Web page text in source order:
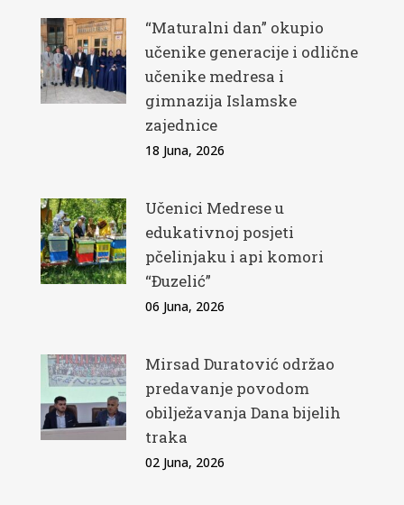
“Maturalni dan” okupio
učenike generacije i odlične
učenike medresa i
gimnazija Islamske
zajednice
18 Juna, 2026
Učenici Medrese u
edukativnoj posjeti
pčelinjaku i api komori
“Đuzelić”
06 Juna, 2026
Mirsad Duratović održao
predavanje povodom
obilježavanja Dana bijelih
traka
02 Juna, 2026